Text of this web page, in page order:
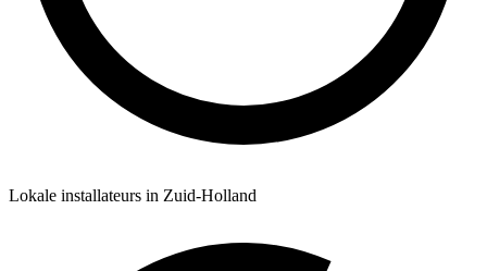
Lokale installateurs in Zuid-Holland